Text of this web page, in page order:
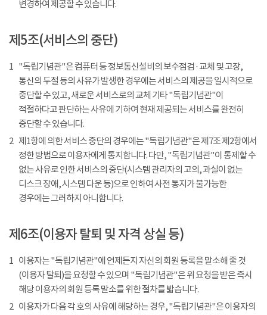
변경하여 제공할 수 있습니다.
제5조(서비스의 중단)
1 "독립기념관"은 컴퓨터 등 정보통신설비의 보수점검 · 교체 및 고장,
통신의 두절 등의 사유가 발생한 경우에는 서비스의 제공을 일시적으로
중단할 수 있고, 새로운 서비스로의 교체 기타 "독립기념관"이
적절하다고 판단하는 사유에 기하여 현재 제공되는 서비스를 완전히
중단할 수 있습니다.
2 제1항에 의한 서비스 중단의 경우에는 "독립기념관"은 제7조 제2항에서
정한 방법으로 이용자에게 통지합니다. 다만, "독립기념관"이 통제할 수
없는 사유로 인한 서비스의 중단(시스템 관리자의 고의, 과실이 없는
디스크 장애, 시스템 다운 등)으로 인하여 사전 통지가 불가능한
경우에는 그러하지 아니합니다.
제6조(이용자 탈퇴 및 자격 상실 등)
1 이용자는 "독립기념관"에 언제든지 자신의 회원 등록을 말소해 줄 것
(이용자 탈퇴)을 요청할 수 있으며 "독립기념관"은 위 요청을 받은 즉시
해당 이용자의 회원 등록 말소를 위한 절차를 밟습니다.
2 이용자가 다음 각 호의 사유에 해당하는 경우, "독립기념관"은 이용자의